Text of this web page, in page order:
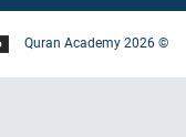
©
2026